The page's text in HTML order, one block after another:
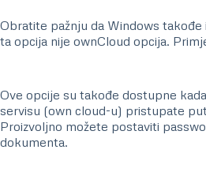
Obratite pažnju da Windows takođe
ta opcija nije ownCloud opcija.
Ove opcije su takođe dostupne
servisu (own cloud-u) pristupate
Proizvoljno možete postaviti
dokumenta.